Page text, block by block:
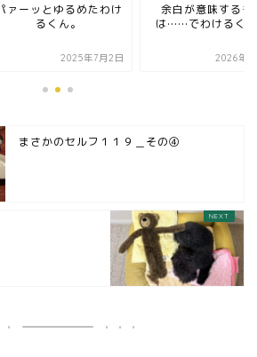
ァーッとゆるめたわけ
るくん。
2025年7月2日
余白が意味するも
は……でわけるく
2026年8
まさかのセルフ１１９＿その④